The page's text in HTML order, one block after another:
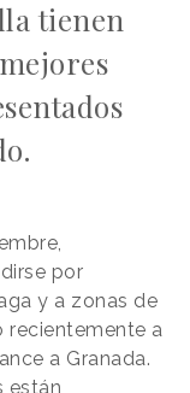
tienen
por
y a zonas de
recientemente a
a Granada.
están